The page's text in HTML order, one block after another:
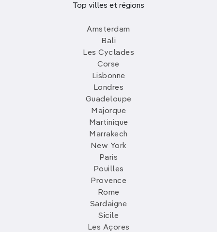
Top villes et régions
Amsterdam
Bali
Les Cyclades
Corse
Lisbonne
Londres
Guadeloupe
Majorque
Martinique
Marrakech
New York
Paris
Pouilles
Provence
Rome
Sardaigne
Sicile
Les Açores